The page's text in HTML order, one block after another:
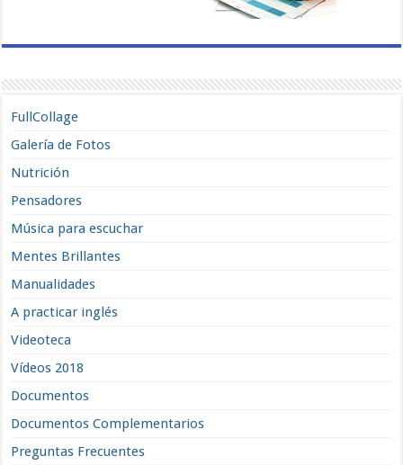
FullCollage
Galería de Fotos
Nutrición
Pensadores
Música para escuchar
Mentes Brillantes
Manualidades
A practicar inglés
Videoteca
Vídeos 2018
Documentos
Documentos Complementarios
Preguntas Frecuentes